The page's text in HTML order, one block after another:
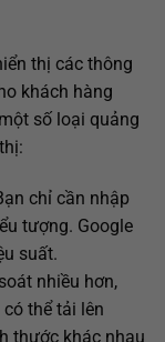
thị các thông
khách hàng
số loại quảng
chỉ cần nhập
tượng. Google
suất.
nhiều hơn,
thể tải lên
thước khác nhau